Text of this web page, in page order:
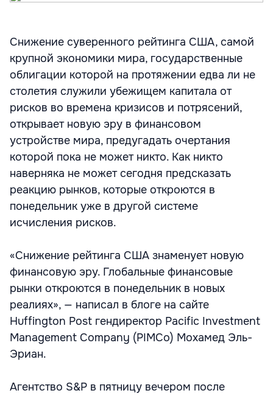
Снижение суверенного рейтинга США, самой
крупной экономики мира, государственные
облигации которой на протяжении едва ли не
столетия служили убежищем капитала от
рисков во времена кризисов и потрясений,
открывает новую эру в финансовом
устройстве мира, предугадать очертания
которой пока не может никто. Как никто
наверняка не может сегодня предсказать
реакцию рынков, которые откроются в
понедельник уже в другой системе
исчисления рисков.
«Снижение рейтинга США знаменует новую
финансовую эру. Глобальные финансовые
рынки откроются в понедельник в новых
реалиях», — написал в блоге на сайте
Huffington Post гендиректор Pacific Investment
Management Company (PIMCo) Мохамед Эль-
Эриан.
Агентство S&P в пятницу вечером после